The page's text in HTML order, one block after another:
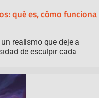
qué es, cómo funciona
realismo que deje a
de esculpir cada